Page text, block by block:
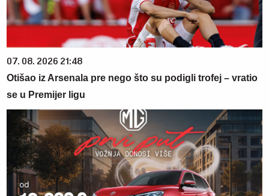
07. 08. 2026 21:48
Otišao iz Arsenala pre nego što su podigli trofej – vratio
se u Premijer ligu